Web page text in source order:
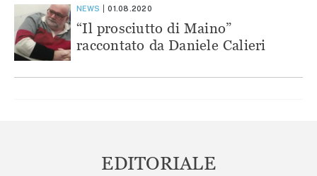
NEWS 01.08.2020
“Il prosciutto di Maino”
raccontato da Daniele Calieri
EDITORIALE